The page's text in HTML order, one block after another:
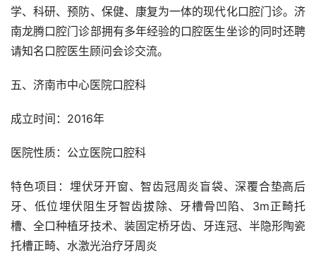
学、科研、预防、保健、康复为一体的现代化口腔门诊。济
南龙腾口腔门诊部拥有多年经验的口腔医生坐诊的同时还聘
请知名口腔医生顾问会诊交流。
五、济南市中心医院口腔科
成立时间：2016年
医院性质：公立医院口腔科
特色项目：埋伏牙开窗、智齿冠周炎盲袋、深覆合垫高后
牙、低位埋伏阻生牙智齿拔除、牙槽骨凹陷、3m正畸托
槽、全口种植牙技术、装固定桥牙齿、牙连冠、半隐形陶瓷
托槽正畸、水激光治疗牙周炎